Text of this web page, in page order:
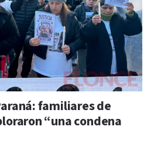
familiares de
“una condena